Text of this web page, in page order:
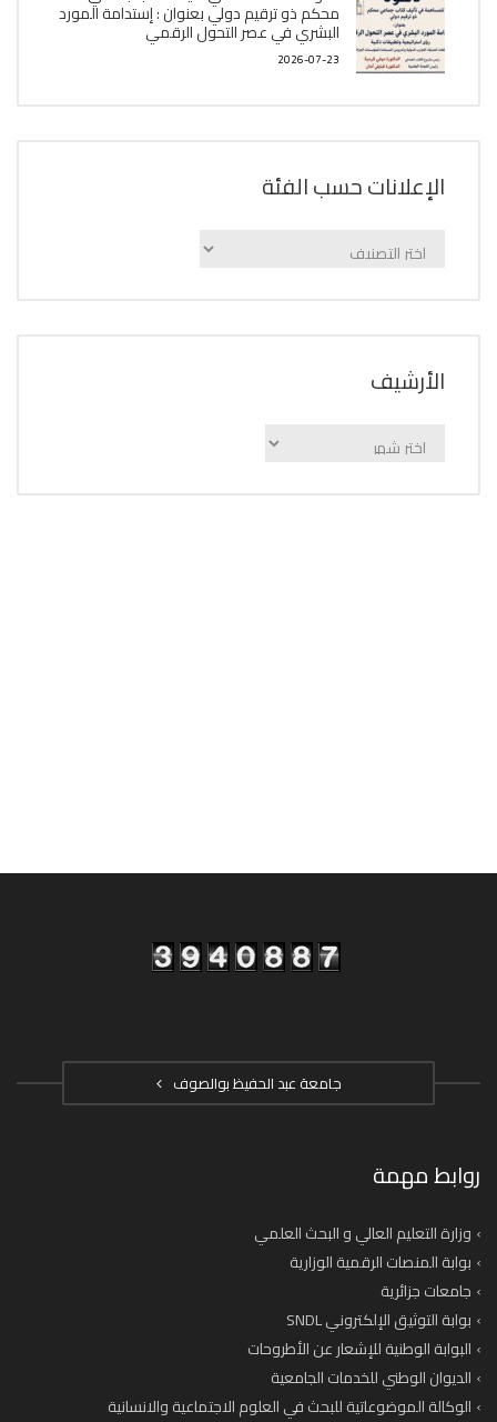
محكم ذو ترقيم دولي بعنوان : إستدامة المورد
البشري في عصر التحول الرقمي
2026-07-23
الإعلانات حسب الفئة
الإعلانات
اﻷرشيف
اﻷرشيف
جامعة عبد الحفيظ بوالصوف
روابط مهمة
وزارة التعليم العالي و البحث العلمي
بوابة المنصات الرقمية الوزارية
جامعات جزائرية
بوابة التوثيق الإلكتروني SNDL
البوابة الوطنية للإشعار عن الأطروحات
الديوان الوطني للخدمات الجامعية
الوكالة الموضوعاتية للبحث في العلوم الاجتماعية والانسانية